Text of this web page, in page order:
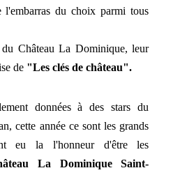
l'embarras du choix parmi tous
Château La Dominique, leur
de "Les clés de château".
données à des stars du
cette année ce sont les grands
eu la l'honneur d'être les
La Dominique Saint-